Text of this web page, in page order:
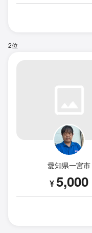
2位
愛知県一宮市
¥5,000